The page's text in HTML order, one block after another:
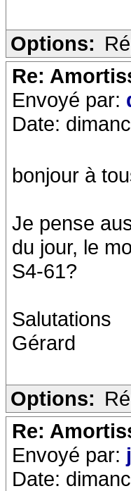
Options:
Re:
Envoyé par:
Date:
bonjour à
Je pense
du jour, le
S4-61?
Salutations
Gérard
Options:
Re:
Envoyé par:
Date: